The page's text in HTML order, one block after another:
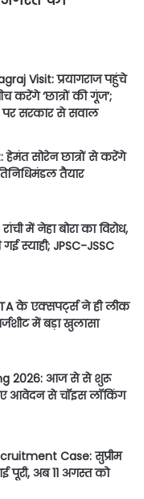
Visit: प्रयागराज पहुंचे
करेंगे ‘छात्रों की गूंज’;
पर सरकार से सवाल
हेमंत सोरेन छात्रों से करेंगे
तैयार
में नेहा बोरा का विरोध,
स्याही; JPSC-JSSC
के एक्सपर्ट्स ने ही लीक
में बड़ा खुलासा
2026: आज से से शुरू
आवेदन से चॉइस लॉकिंग
Case: सुप्रीम
पूरी, अब 11 अगस्त को